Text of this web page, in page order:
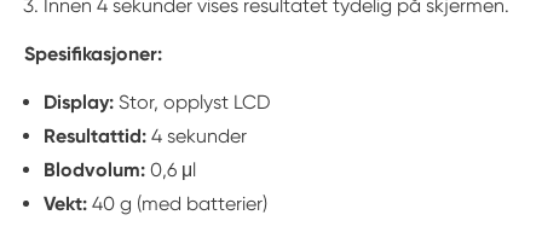
Innen 4 sekunder vises resultatet tydelig på skjermen.
Spesifikasjoner:
Display: Stor, opplyst LCD
Resultattid: 4 sekunder
Blodvolum: 0,6 μl
Vekt: 40 g (med batterier)